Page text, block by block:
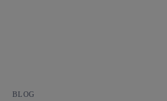
BLOG